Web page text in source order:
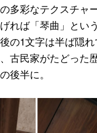
多彩なテクスチャ
れば「琴曲」とい
の1文字は半ば隠
古民家がたどった
後半に。